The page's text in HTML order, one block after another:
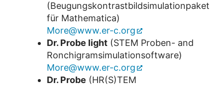
(Beugungskontrastbildsimulationpaket
für Mathematica)
More@www.er-c.org
Dr. Probe light (STEM Proben- and
Ronchigramsimulationsoftware)
More@www.er-c.org
Dr. Probe (HR(S)TEM